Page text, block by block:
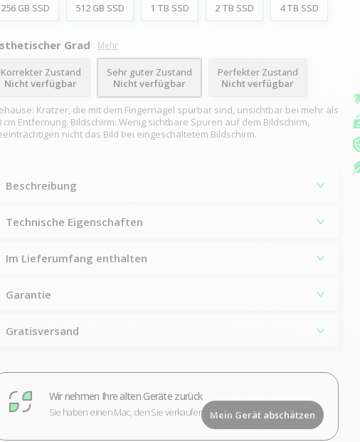
256 GB SSD 512 GB SSD 1 TB SSD 2 TB SSD 4 TB SSD
Grad Mehr
Korrekter Zustand
Nicht verfügbar
Sehr guter Zustand
Nicht verfügbar
Perfekter Zustand
Nicht verfügbar
Kratzer, die mit dem Fingernagel spürbar sind, unsichtbar bei mehr als
cm Entfernung. Bildschirm: Wenig sichtbare Spuren auf dem Bildschirm,
nicht das Bild bei eingeschaltetem Bildschirm.
Beschreibung
Technische Eigenschaften
Im Lieferumfang enthalten
Garantie
Gratisversand
Wir nehmen Ihre alten Geräte zurück
Sie haben einen Mac, den Sie verkaufen möchten?Mein Gerät abschätzen